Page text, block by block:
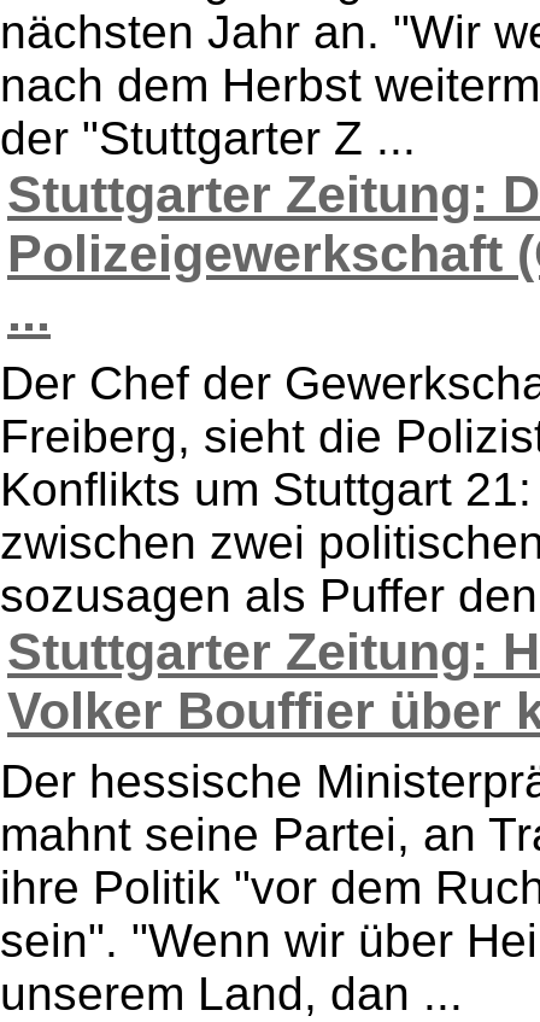
nächsten Jahr an. "Wir
nach dem Herbst
der "Stuttgarter Z ...
Stuttgarter Zeitung:
Polizeigewerkschaft
...
Der Chef der
Freiberg, sieht die
Konflikts um Stuttgart
zwischen zwei
sozusagen als Puffer
Stuttgarter Zeitung:
Volker Bouffier über
Der hessische
mahnt seine Partei, an
ihre Politik "vor dem
sein". "Wenn wir über
unserem Land, dan ...